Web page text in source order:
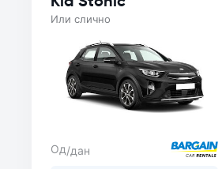
Или слично
Од/дан